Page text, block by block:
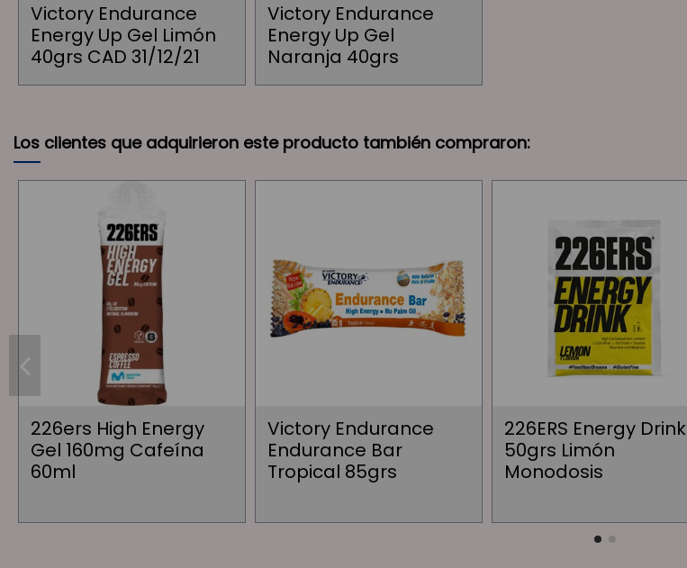
Victory Endurance
Energy Up Gel Limón
40grs CAD 31/12/21
Victory Endurance
Energy Up Gel
Naranja 40grs
Los clientes que adquirieron este producto también compraron:
226ers High Energy
Gel 160mg Cafeína
60ml
Victory Endurance
Endurance Bar
Tropical 85grs
226ERS Energy Drink
50grs Limón
Monodosis